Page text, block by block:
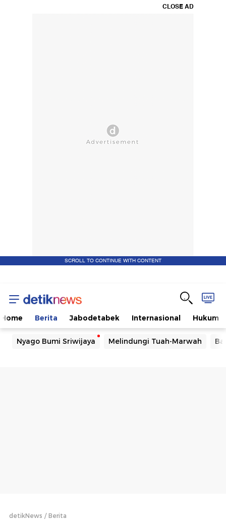
CLOSE AD
SCROLL TO CONTINUE WITH CONTENT
Home Berita Jabodetabek Internasional Hukum
Nyago Bumi Sriwijaya Melindungi Tuah-Marwah
detikNews Berita